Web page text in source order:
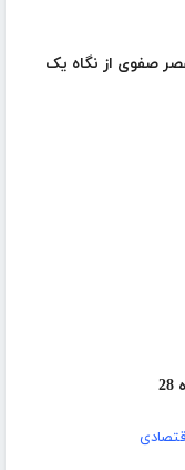
صفوی از نگاه یک